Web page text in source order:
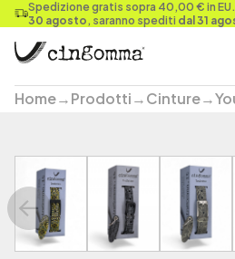
Spedizione gratis sopra 40,00 € in
30 agosto, saranno spediti dal 31
Home→Prodotti→Cinture→